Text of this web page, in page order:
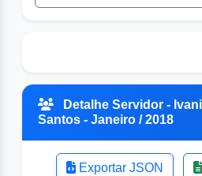
Detalhe Servidor -
Santos - Janeiro / 2018
Exportar JSON